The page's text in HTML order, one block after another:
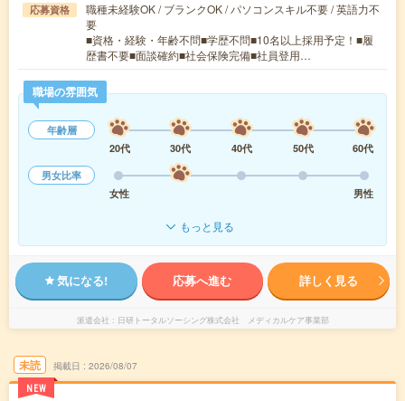
応募資格
職種未経験OK / ブランクOK / パソコンスキル不要 / 英語力不
要
■資格・経験・年齢不問■学歴不問■10名以上採用予定！■履
歴書不要■面談確約■社会保険完備■社員登用…
職場の雰囲気
年齢層
20代
30代 40代 50代
60代
男女比率
女性
男性
もっと見る
気になる! 応募へ進む 詳しく見る
派遣会社 日研トータルソーシング株式会社 メディカルケア事業部
未読
NEW
掲載日 2026/08/07